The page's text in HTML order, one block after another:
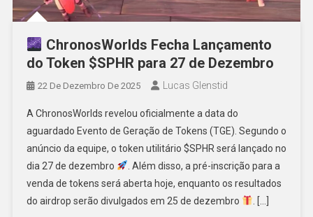
ChronosWorlds Fecha Lançamento
do Token $SPHR para 27 de Dezembro
22 De Dezembro De 2025 Lucas Glenstid
A ChronosWorlds revelou oficialmente a data do
aguardado Evento de Geração de Tokens (TGE). Segundo o
anúncio da equipe, o token utilitário $SPHR será lançado no
dia 27 de dezembro
. Além disso, a pré-inscrição para a
venda de tokens será aberta hoje, enquanto os resultados
do airdrop serão divulgados em 25 de dezembro
. […]